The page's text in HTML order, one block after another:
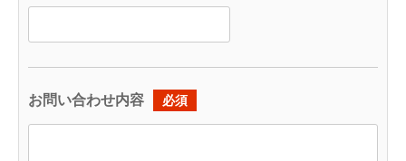
お問い合わせ内容 必須